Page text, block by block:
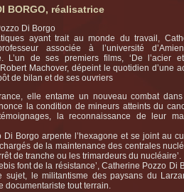
BORGO, réalisatrice
Di Borgo
ayant trait au monde du travail,
associée à l’université
L’un de ses premiers films, ‘De l’acier
Machover, dépeint le quotidien d’une
de bilan et de ses ouvriers
elle entame un nouveau combat dans
la condition de mineurs atteints du
la reconnaissance de leur
Di Borgo arpente l’hexagone et se joint au
de la maintenance des centrales
de tranche ou les trimardeurs du nucléaire’.
font de la résistance’, Catherine Pozzo Di
sujet, le militantisme des paysans du
documentariste tout terrain.